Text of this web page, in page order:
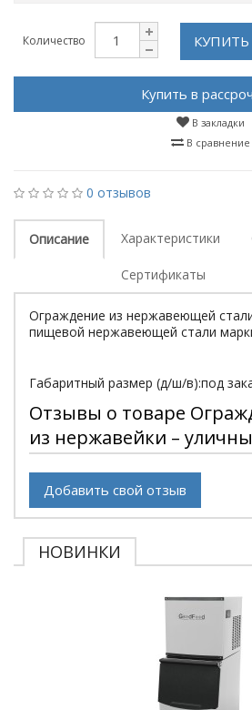
Количество КУПИТЬ
Купить в
В закладки
В сравнение
0 отзывов
Описание Характеристики
Сертификаты
Ограждение из нержавеющей
пищевой нержавеющей стали
Габаритный размер (д/ш/в):под
Отзывы о товаре
из нержавейки –
Добавить свой отзыв
НОВИНКИ